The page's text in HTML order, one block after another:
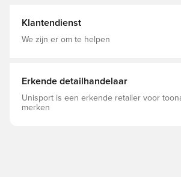
Klantendienst
We zijn er om te helpen
Erkende detailhandelaar
Unisport is een erkende retailer voor
merken